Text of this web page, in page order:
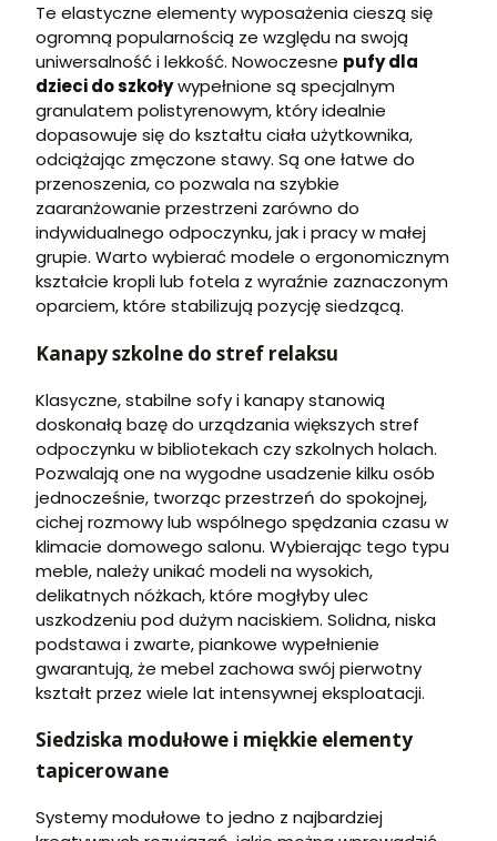
Te elastyczne elementy wyposażenia cieszą się
ogromną popularnością ze względu na swoją
uniwersalność i lekkość. Nowoczesne pufy dla
dzieci do szkoływypełnione są specjalnym
granulatem polistyrenowym, który idealnie
dopasowuje się do kształtu ciała użytkownika,
odciążając zmęczone stawy. Są one łatwe do
przenoszenia, co pozwala na szybkie
zaaranżowanie przestrzeni zarówno do
indywidualnego odpoczynku, jak i pracy w małej
grupie. Warto wybierać modele o ergonomicznym
kształcie kropli lub fotela z wyraźnie zaznaczonym
oparciem, które stabilizują pozycję siedzącą.
Kanapy szkolne do stref relaksu
Klasyczne, stabilne sofy i kanapy stanowią
doskonałą bazę do urządzania większych stref
odpoczynku w bibliotekach czy szkolnych holach.
Pozwalają one na wygodne usadzenie kilku osób
jednocześnie, tworząc przestrzeń do spokojnej,
cichej rozmowy lub wspólnego spędzania czasu w
klimacie domowego salonu. Wybierając tego typu
meble, należy unikać modeli na wysokich,
delikatnych nóżkach, które mogłyby ulec
uszkodzeniu pod dużym naciskiem. Solidna, niska
podstawa i zwarte, piankowe wypełnienie
gwarantują, że mebel zachowa swój pierwotny
kształt przez wiele lat intensywnej eksploatacji.
Siedziska modułowe i miękkie elementy
tapicerowane
Systemy modułowe to jedno z najbardziej